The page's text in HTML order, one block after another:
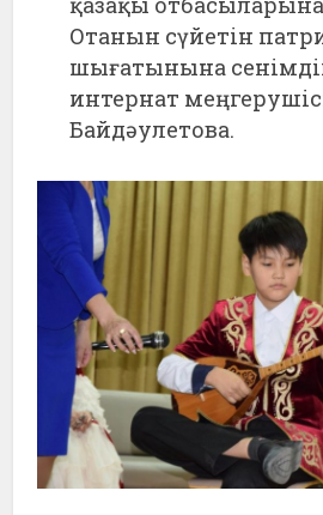
Отанын сүйетін
шығатынына
интернат
Байдәулетова.